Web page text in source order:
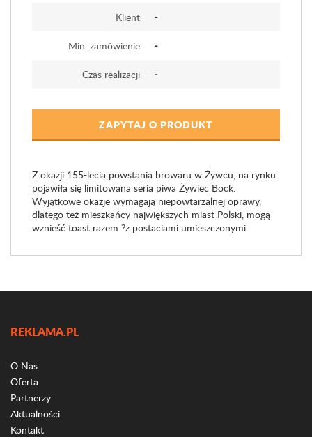
Klient -
Min. zamówienie -
Czas realizacji -
ZAPYTAJ O PRODUKT
Z okazji 155-lecia powstania browaru w Żywcu, na rynku
pojawiła się limitowana seria piwa Żywiec Bock.
Wyjątkowe okazje wymagają niepowtarzalnej oprawy,
dlatego też mieszkańcy największych miast Polski, mogą
wznieść toast razem ?z postaciami umieszczonymi
REKLAMA.PL
O Nas
Oferta
Partnerzy
Aktualności
Kontakt